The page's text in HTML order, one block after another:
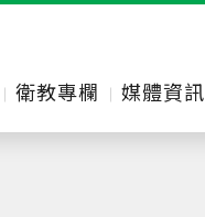
衛教專欄 媒體資訊